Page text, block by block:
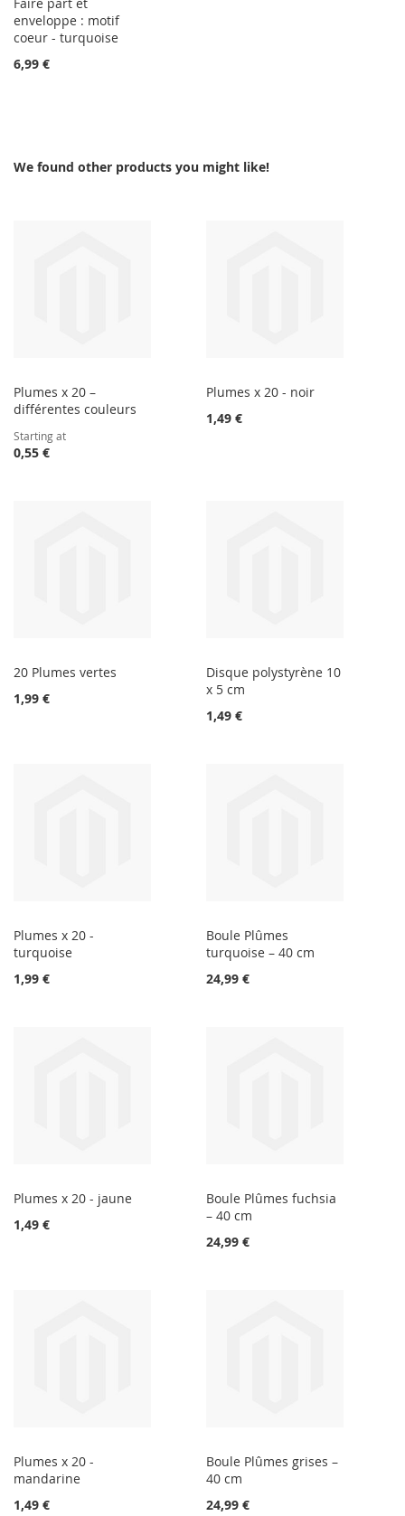
Faire part et
enveloppe : motif
coeur - turquoise
6,99 €
We found other products you might like!
Plumes x 20 –
différentes couleurs
Starting at
0,55 €
Plumes x 20 - noir
1,49 €
20 Plumes vertes
1,99 €
Disque polystyrène 10
x 5 cm
1,49 €
Plumes x 20 -
turquoise
1,99 €
Boule Plûmes
turquoise – 40 cm
24,99 €
Plumes x 20 - jaune
1,49 €
Boule Plûmes fuchsia
– 40 cm
24,99 €
Plumes x 20 -
mandarine
1,49 €
Boule Plûmes grises –
40 cm
24,99 €